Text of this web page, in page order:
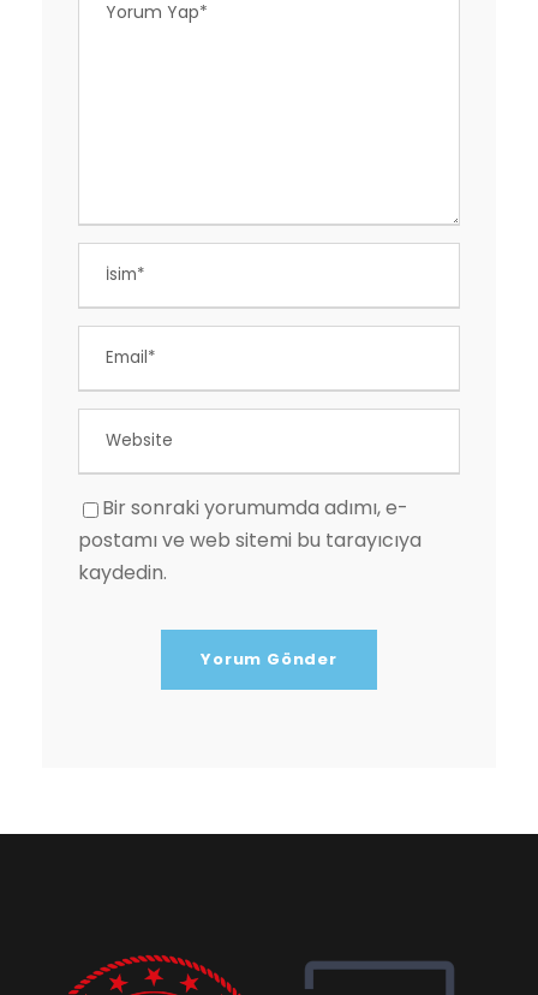
Bir sonraki yorumumda adımı, e-
postamı ve web sitemi bu tarayıcıya
kaydedin.